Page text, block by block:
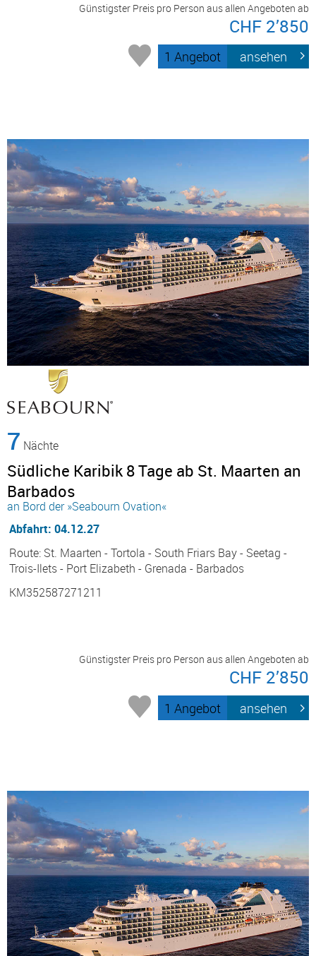
Günstigster Preis pro Person aus allen Angeboten ab
CHF 2’850
1 Angebot ansehen
7 Nächte
Südliche Karibik 8 Tage ab St. Maarten an
Barbados
an Bord der »Seabourn Ovation«
Abfahrt: 04.12.27
Route: St. Maarten - Tortola - South Friars Bay - Seetag -
Trois-Ilets - Port Elizabeth - Grenada - Barbados
KM352587271211
Günstigster Preis pro Person aus allen Angeboten ab
CHF 2’850
1 Angebot ansehen